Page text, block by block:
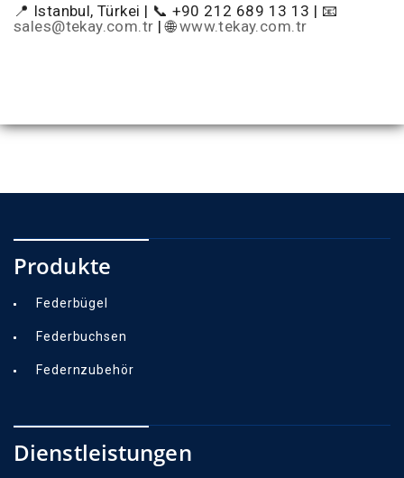
📍 Istanbul, Türkei | 📞 +90 212 689 13 13 | 📧
sales@tekay.com.tr | 🌐www.tekay.com.tr
Produkte
Federbügel
Federbuchsen
Federnzubehör
Dienstleistungen